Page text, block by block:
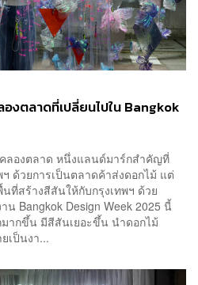
งตลาดที่เปลี่ยนไปใน Bangkok
องตลาด หนึ่งแลนด์มาร์กสำคัญที่
ด้วยการเป็นตลาดค้าส่งดอกไม้ แต่
ที่สร้างสีสันให้กับกรุงเทพฯ ด้วย
Bangkok Design Week 2025 นี้
ากขึ้น มีสีสันเยอะขึ้น นำดอกไม้
เป็นงา...